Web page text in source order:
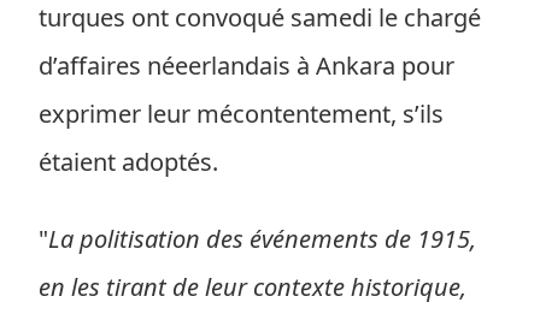
turques ont convoqué samedi le chargé
d’affaires néeerlandais à Ankara pour
exprimer leur mécontentement, s’ils
étaient adoptés.
"La politisation des événements de 1915,
en les tirant de leur contexte historique,